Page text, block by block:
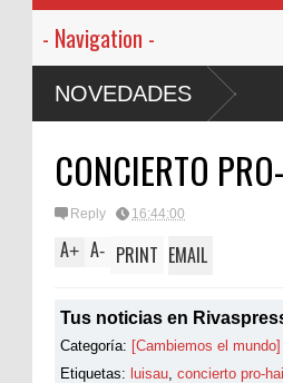
NOVEDADES
CONCIERTO
Reply 16:44:00
A+ A- PRINT EMAIL
Tus noticias en
Categoría: [Cambiemos el mundo]
Etiquetas: luisau concierto pro-